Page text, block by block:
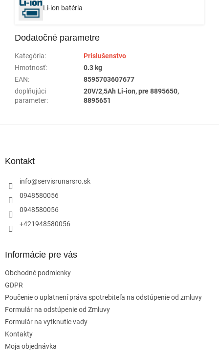
Li-ion batéria
Dodatočné parametre
Kategória:
Prislušenstvo
Hmotnosť:
0.3 kg
EAN:
8595703607677
doplňujúci
parameter:
20V/2,5Ah Li-ion, pre 8895650,
8895651
Kontakt
info@servisrunarsro.sk
0948580056
0948580056
+421948580056
Informácie pre vás
Obchodné podmienky
GDPR
Poučenie o uplatnení práva spotrebiteľa na odstúpenie od zmluvy
Formulár na odstúpenie od Zmluvy
Formulár na vytknutie vady
Kontakty
Moja objednávka